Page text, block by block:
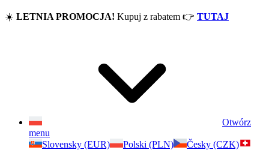
☀️ LETNIA PROMOCJA! Kupuj z rabatem 👉 TUTAJ
Otwórz
menu
Slovensky (EUR)
Polski (PLN)
Česky (CZK)